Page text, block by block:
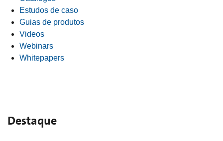
Estudos de caso
Guias de produtos
Videos
Webinars
Whitepapers
Destaque